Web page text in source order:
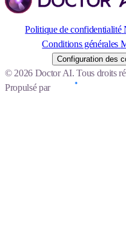
Politique de confidentialité
Conditions générales
Configuration des
© 2026 Doctor AI. Tous droits
Propulsé par